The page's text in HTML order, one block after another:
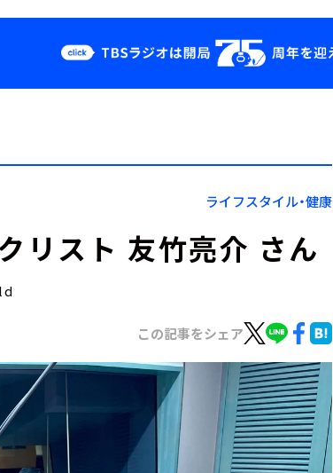
YouTube
会社情報
ライフスタイル・健康
リスト 友竹亮介 さん
この記事をシェア